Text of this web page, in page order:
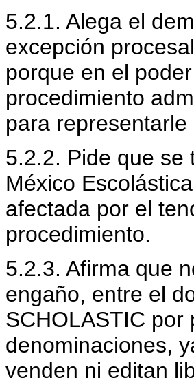
5.2.1. Alega el
excepción
porque en el
procedimiento
para
5.2.2. Pide que se
México
afectada por el
procedimiento.
5.2.3. Afirma que
engaño, entre el
SCHOLASTIC por
denominaciones,
venden ni editan